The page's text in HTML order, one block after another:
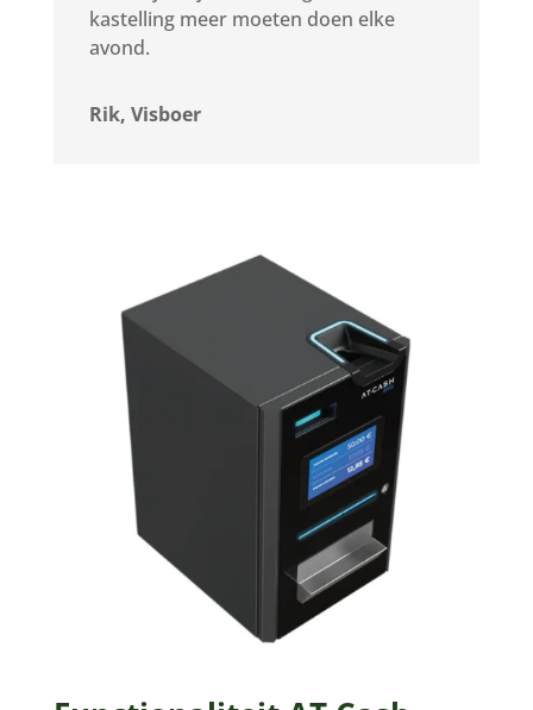
kastelling meer moeten doen elke
avond.
Rik, Visboer